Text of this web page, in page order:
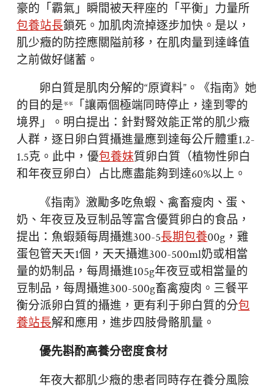
豪的「霸氣」瞬間被天秤座的「平衡」力量所
包養站長鎖死。加肌肉流掉逐步加快。是以，
肌少癥的防控應關隘前移，在肌肉量到達峰值
之前做好儲蓄。
卵白質是肌肉分解的“原資料”。《指南》她
的目的是**「讓兩個極端同時停止，達到零的
境界」。明白提出：針對腎效能正常的肌少癥
人群，逐日卵白質攝進量應到達每公斤體重1.2-
1.5克。此中，優包養妹質卵白質（植物性卵白
和年夜豆卵白）占比應盡能夠到達60%以上。
《指南》激勵多吃魚蝦、禽畜瘦肉、蛋、
奶、年夜豆及豆制品等富含優質卵白的食品，
提出：魚蝦類每周攝進300-5長期包養00g，雞
蛋包管天天1個，天天攝進300-500ml奶或相當
量的奶制品，每周攝進105g年夜豆或相當量的
豆制品，每周攝進300-500g畜禽瘦肉。三餐平
衡分派卵白質的攝進，更有利于卵白質的分包
養站長解和應用，進步四肢骨骼肌量。
優先斟酌高養分密度食材
年夜大都肌少癥的患者同時存在養分風險